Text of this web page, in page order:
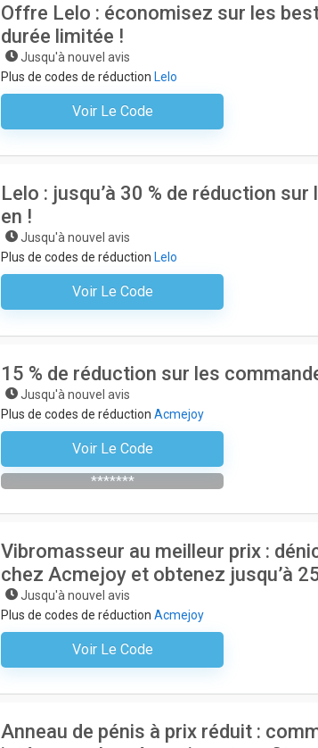
Offre Lelo : économisez sur les
durée limitée !
Jusqu'à nouvel avis
Plus de codes de réduction Lelo
Voir Le Code
Aucun Code N'est Nécessaire
Lelo : jusqu’à 30 % de réduction
en !
Jusqu'à nouvel avis
Plus de codes de réduction Lelo
Voir Le Code
Aucun Code N'est Nécessaire
15 % de réduction sur les
Jusqu'à nouvel avis
Plus de codes de réduction Acmejoy
Voir Le Code
*******
Vibromasseur au meilleur prix :
chez Acmejoy et obtenez jusqu’à
Jusqu'à nouvel avis
Plus de codes de réduction Acmejoy
Voir Le Code
Aucun Code N'est Nécessaire
Anneau de pénis à prix réduit :